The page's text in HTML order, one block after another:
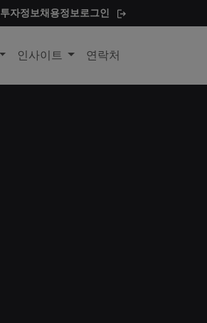
투자정보채용정보로그인
인사이트 연락처